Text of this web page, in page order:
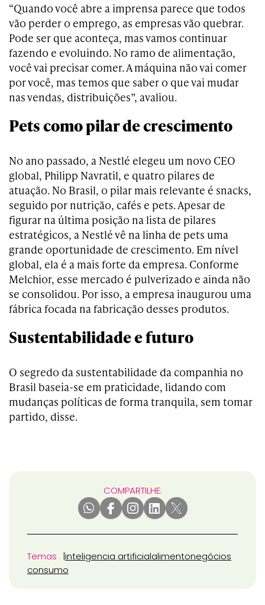
“Quando você abre a imprensa parece que todos
vão perder o emprego, as empresas vão quebrar.
Pode ser que aconteça, mas vamos continuar
fazendo e evoluindo. No ramo de alimentação,
você vai precisar comer. A máquina não vai comer
por você, mas temos que saber o que vai mudar
nas vendas, distribuições”, avaliou.
Pets como pilar de crescimento
No ano passado, a Nestlé elegeu um novo CEO
global, Philipp Navratil, e quatro pilares de
atuação. No Brasil, o pilar mais relevante é snacks,
seguido por nutrição, cafés e pets. Apesar de
figurar na última posição na lista de pilares
estratégicos, a Nestlé vê na linha de pets uma
grande oportunidade de crescimento. Em nível
global, ela é a mais forte da empresa. Conforme
Melchior, esse mercado é pulverizado e ainda não
se consolidou. Por isso, a empresa inaugurou uma
fábrica focada na fabricação desses produtos.
Sustentabilidade e futuro
O segredo da sustentabilidade da companhia no
Brasil baseia-se em praticidade, lidando com
mudanças políticas de forma tranquila, sem tomar
partido, disse.
COMPARTILHE:
Temas inteligencia artificialalimentonegócios
consumo